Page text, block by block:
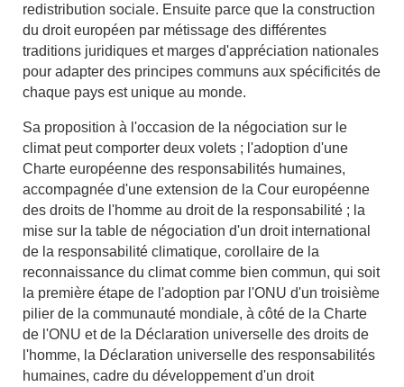
redistribution sociale. Ensuite parce que la construction
du droit européen par métissage des différentes
traditions juridiques et marges d'appréciation nationales
pour adapter des principes communs aux spécificités de
chaque pays est unique au monde.
Sa proposition à l'occasion de la négociation sur le
climat peut comporter deux volets ; l'adoption d'une
Charte européenne des responsabilités humaines,
accompagnée d'une extension de la Cour européenne
des droits de l'homme au droit de la responsabilité ; la
mise sur la table de négociation d'un droit international
de la responsabilité climatique, corollaire de la
reconnaissance du climat comme bien commun, qui soit
la première étape de l'adoption par l'ONU d'un troisième
pilier de la communauté mondiale, à côté de la Charte
de l'ONU et de la Déclaration universelle des droits de
l'homme, la Déclaration universelle des responsabilités
humaines, cadre du développement d'un droit